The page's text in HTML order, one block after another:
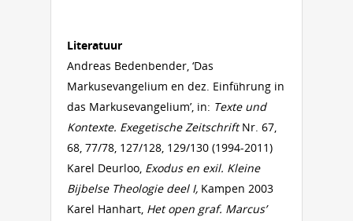
Literatuur
Andreas Bedenbender, ‘Das
Markusevangelium en dez. Einführung in
das Markusevangelium’, in: Texte und
Kontexte. Exegetische ZeitschriftNr. 67,
68, 77/78, 127/128, 129/130 (1994-2011)
Karel Deurloo, Exodus en exil. Kleine
Bijbelse Theologie deel I, Kampen 2003
Karel Hanhart, Het open graf. Marcus’